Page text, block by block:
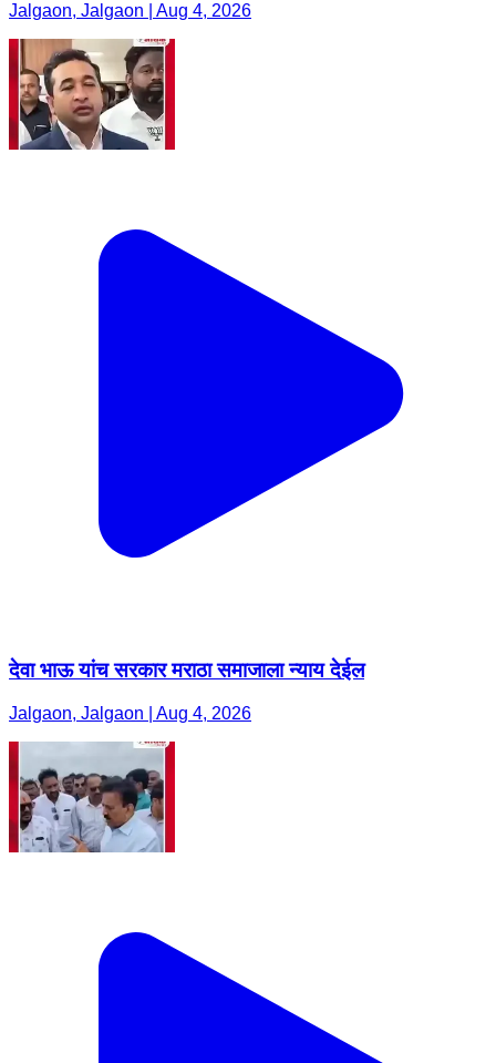
Jalgaon, Jalgaon | Aug 4, 2026
देवा भाऊ यांच सरकार मराठा समाजाला न्याय देईल
Jalgaon, Jalgaon | Aug 4, 2026